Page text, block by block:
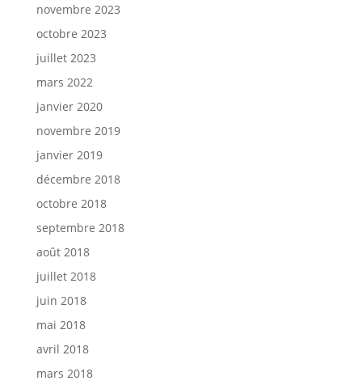
novembre 2023
octobre 2023
juillet 2023
mars 2022
janvier 2020
novembre 2019
janvier 2019
décembre 2018
octobre 2018
septembre 2018
août 2018
juillet 2018
juin 2018
mai 2018
avril 2018
mars 2018